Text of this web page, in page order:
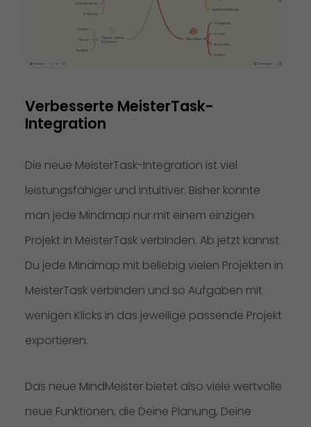
Verbesserte MeisterTask-
Integration
Die neue MeisterTask-Integration ist viel
leistungsfähiger und intuitiver. Bisher konnte
man jede Mindmap nur mit einem einzigen
Projekt in MeisterTask verbinden. Ab jetzt kannst
Du jede Mindmap mit beliebig vielen Projekten in
MeisterTask verbinden und so Aufgaben mit
wenigen Klicks in das jeweilige passende Projekt
exportieren.
Das neue MindMeister bietet also viele wertvolle
neue Funktionen, die Deine Planung, Deine